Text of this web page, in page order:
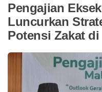
Pengajian
Luncurkan
Potensi Zakat